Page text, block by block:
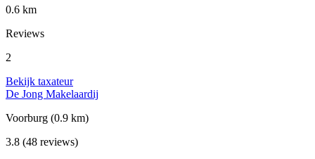
0.6 km
Reviews
2
Bekijk taxateur
De Jong Makelaardij
Voorburg (0.9 km)
3.8 (48 reviews)